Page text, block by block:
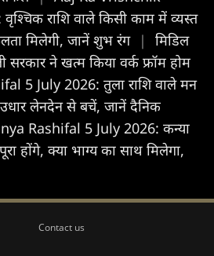
राशि वाले किसी काम में व्यस्त
मिलेगी, जानें शुभ रंग |
मिडिल
सरकार ने खत्म किया वर्क फ्रॉम होम
5 July 2026: तुला राशि वाले मन
उधार लेनदेन से बचें, जानें दैनिक
Rashifal 5 July 2026: कन्या
होंगे, क्या भाग्य का साथ मिलेगा,
Contact us